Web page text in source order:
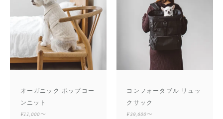
オーガニック ポップコー
ンニット
¥11,000〜
コンフォータブル リュッ
クサック
¥39,600〜